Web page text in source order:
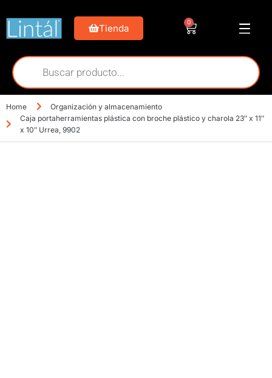
Tienda
0
Home
Organización y almacenamiento
Caja portaherramientas plástica con broche plástico y charola 23″ x 11″
x 10″ Urrea, 9902